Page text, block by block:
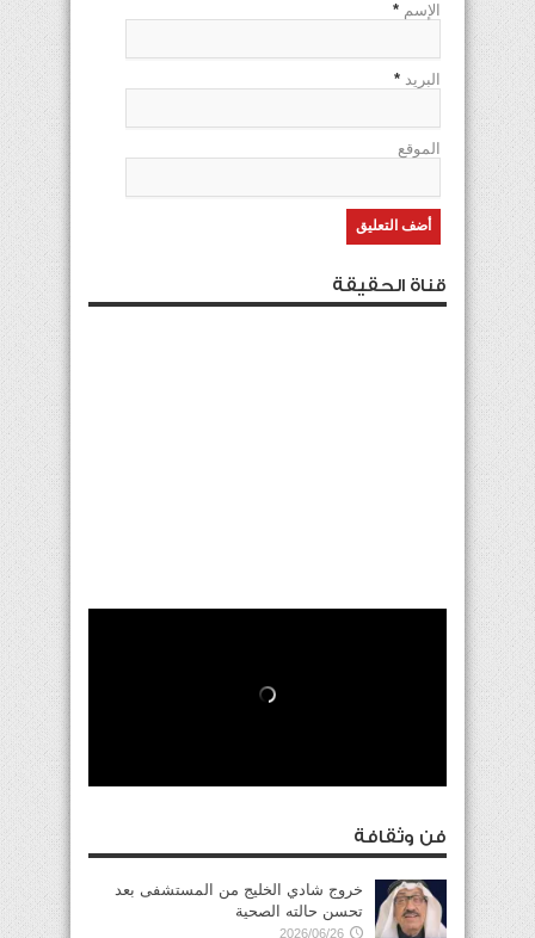
الإسم *
البريد *
الموقع
قناة الحقيقة
فن وثقافة
خروج شادي الخليج من المستشفى بعد
تحسن حالته الصحية
2026/06/26